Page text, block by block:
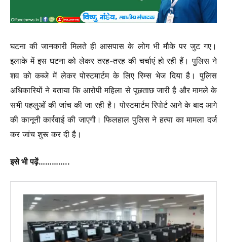
घटना की जानकारी मिलते ही आसपास के लोग भी मौके पर जुट गए।
इलाके में इस घटना को लेकर तरह-तरह की चर्चाएं हो रही हैं। पुलिस ने
शव को कब्जे में लेकर पोस्टमार्टम के लिए रिम्स भेज दिया है। पुलिस
अधिकारियों ने बताया कि आरोपी महिला से पूछताछ जारी है और मामले के
सभी पहलुओं की जांच की जा रही है। पोस्टमार्टम रिपोर्ट आने के बाद आगे
की कानूनी कार्रवाई की जाएगी। फिलहाल पुलिस ने हत्या का मामला दर्ज
कर जांच शुरू कर दी है।
इसे भी पढ़ें…………..